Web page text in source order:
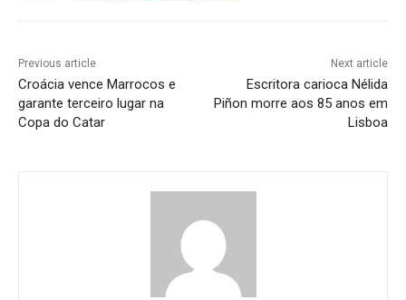
Previous article
Croácia vence Marrocos e
garante terceiro lugar na
Copa do Catar
Next article
Escritora carioca Nélida
Piñon morre aos 85 anos em
Lisboa